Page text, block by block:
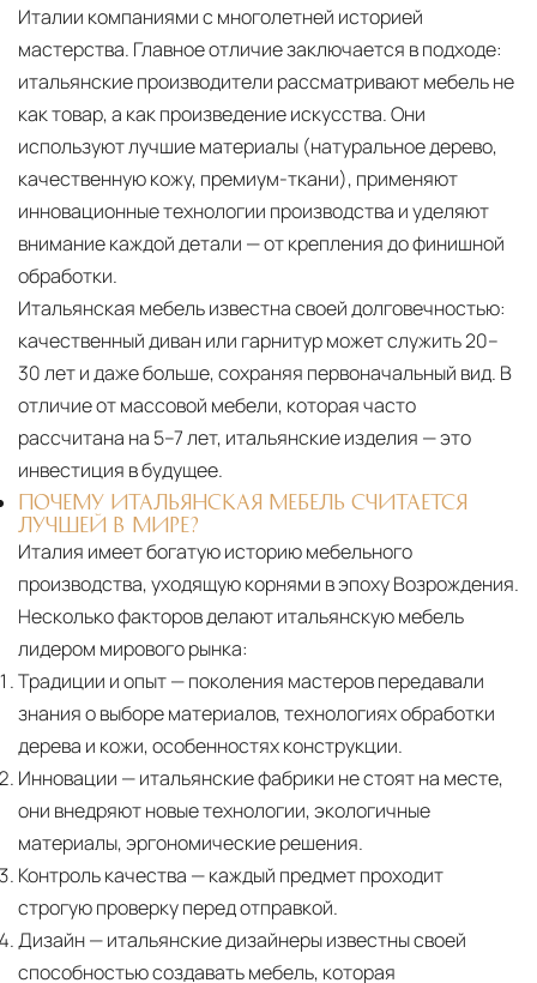
Италии компаниями с многолетней историей
мастерства. Главное отличие заключается в подходе:
итальянские производители рассматривают мебель не
как товар, а как произведение искусства. Они
используют лучшие материалы (натуральное дерево,
качественную кожу, премиум-ткани), применяют
инновационные технологии производства и уделяют
внимание каждой детали — от крепления до финишной
обработки.
Итальянская мебель известна своей долговечностью:
качественный диван или гарнитур может служить 20–
30 лет и даже больше, сохраняя первоначальный вид. В
отличие от массовой мебели, которая часто
рассчитана на 5–7 лет, итальянские изделия — это
инвестиция в будущее.
ПОЧЕМУ ИТАЛЬЯНСКАЯ МЕБЕЛЬ СЧИТАЕТСЯ
ЛУЧШЕЙ В МИРЕ?
Италия имеет богатую историю мебельного
производства, уходящую корнями в эпоху Возрождения.
Несколько факторов делают итальянскую мебель
лидером мирового рынка:
Традиции и опыт— поколения мастеров передавали
знания о выборе материалов, технологиях обработки
дерева и кожи, особенностях конструкции.
Инновации — итальянские фабрики не стоят на месте,
они внедряют новые технологии, экологичные
материалы, эргономические решения.
Контроль качества — каждый предмет проходит
строгую проверку перед отправкой.
Дизайн— итальянские дизайнеры известны своей
способностью создавать мебель, которая